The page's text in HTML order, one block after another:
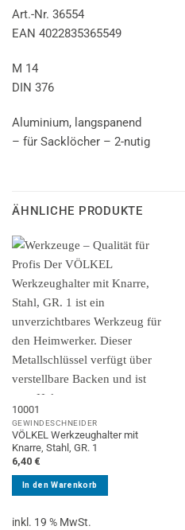
Art.-Nr. 36554
EAN 4022835365549
M 14
DIN 376
Aluminium, langspanend
– für Sacklöcher – 2-nutig
ÄHNLICHE PRODUKTE
10001
GEWINDESCHNEIDER
VÖLKEL Werkzeughalter mit
Knarre, Stahl, GR. 1
6,40 €
In den Warenkorb
inkl. 19 % MwSt.